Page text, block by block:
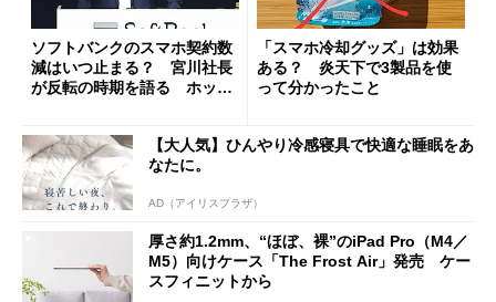
ソフトバンクのスマホ契約数
減はいつ止まる？ 宮川社長
が反転の時期を語る ホッピ
「スマホ冷却グッズ」は効果
ある？ 炎天下で3製品を使
って分かったこと
【大人気】ひんやり冷感寝具で快適な睡眠をあ
なたに。
AD（アイリスプラザ）
厚さ約1.2mm、“ほぼ、裸”のiPad Pro（M4／
M5）向けケース「The Frost Air」発売 ケー
スフィニットから